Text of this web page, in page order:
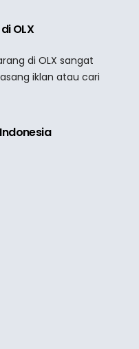
OLX
di OLX sangat
iklan atau cari